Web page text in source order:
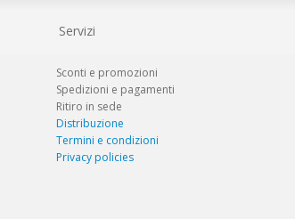
Servizi
Sconti e promozioni
Spedizioni e pagamenti
Ritiro in sede
Distribuzione
Termini e condizioni
Privacy policies